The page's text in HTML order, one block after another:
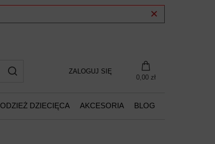
ZALOGUJ SIĘ
0,00 zł
ODZIEŻ DZIECIĘCA AKCESORIA BLOG